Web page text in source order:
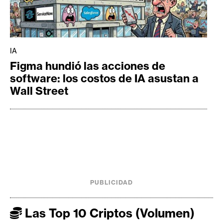
IA
Figma hundió las acciones de
software: los costos de IA asustan a
Wall Street
PUBLICIDAD
Las Top 10 Criptos (Volumen)